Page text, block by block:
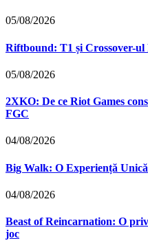
05/08/2026
Riftbound: T1 și Crossover-
05/08/2026
2XKO: De ce Riot Games
FGC
04/08/2026
Big Walk: O Experiență
04/08/2026
Beast of Reincarnation: O
joc